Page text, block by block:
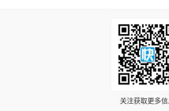
关注获取更多信